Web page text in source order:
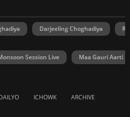
Darjeeling Choghadiya
Session Live Maa Gauri Aarti
ICHOWK ARCHIVE